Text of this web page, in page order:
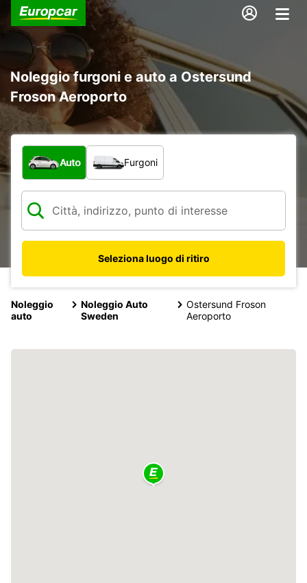
Noleggio furgoni e auto a Ostersund
Froson Aeroporto
Scegli la tipologia di veicolo:
Auto Furgoni
Seleziona luogo di ritiro
Noleggio
auto
Noleggio Auto
Sweden
Ostersund Froson
Aeroporto